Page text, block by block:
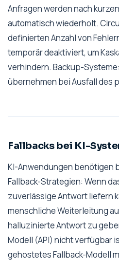
Anfragen werden nach
automatisch wiederholt.
definierten Anzahl von
temporär deaktiviert, um
verhindern. Backup-
übernehmen bei Ausfall des
Fallbacks bei KI-
KI-Anwendungen benötigen
Fallback-Strategien: Wenn
zuverlässige Antwort liefern
menschliche Weiterleitung
halluzinierte Antwort zu
Modell (API) nicht verfügbar
gehostetes Fallback-Modell